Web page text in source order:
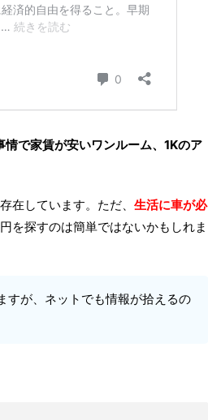
情で家賃が安いワンルーム、1Kのア
在しています。ただ、 生活に車が必
を探すのは簡単ではないかもしれま
すが、ネットでも情報が拾えるの